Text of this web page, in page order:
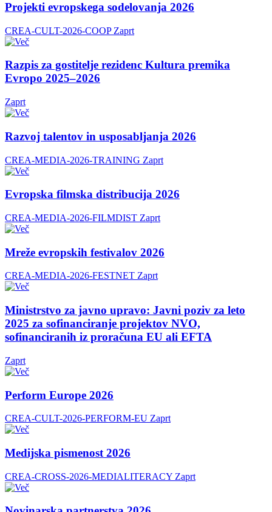
Projekti evropskega sodelovanja 2026
CREA-CULT-2026-COOP Zaprt
Razpis za gostitelje rezidenc Kultura premika
Evropo 2025–2026
Zaprt
Razvoj talentov in usposabljanja 2026
CREA-MEDIA-2026-TRAINING Zaprt
Evropska filmska distribucija 2026
CREA-MEDIA-2026-FILMDIST Zaprt
Mreže evropskih festivalov 2026
CREA-MEDIA-2026-FESTNET Zaprt
Ministrstvo za javno upravo: Javni poziv za leto
2025 za sofinanciranje projektov NVO,
sofinanciranih iz proračuna EU ali EFTA
Zaprt
Perform Europe 2026
CREA-CULT-2026-PERFORM-EU Zaprt
Medijska pismenost 2026
CREA-CROSS-2026-MEDIALITERACY Zaprt